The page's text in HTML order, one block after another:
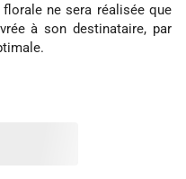
ne sera réalisée que
à son destinataire, par